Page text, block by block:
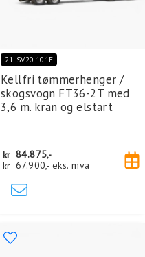
21-SV20.101E
Kellfri tømmerhenger /
skogsvogn FT36-2T med
3,6 m. kran og elstart
kr 84.875,-
kr 67.900,- eks. mva